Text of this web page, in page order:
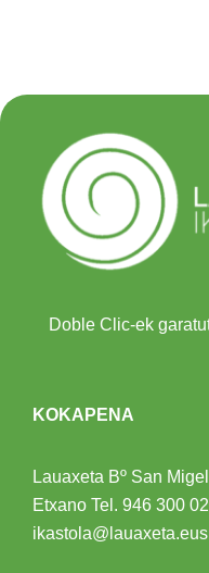
Doble Clic-ek
KOKAPENA
Lauaxeta Bº San
Etxano Tel. 946 300
ikastola@lauaxeta.eus